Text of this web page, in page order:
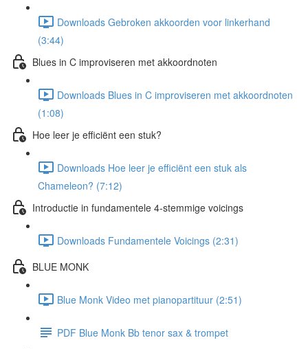
Downloads Gebroken akkoorden voor linkerhand
(3:44)
Blues in C improviseren met akkoordnoten
Downloads Blues in C improviseren met akkoordnoten
(1:08)
Hoe leer je efficiënt een stuk?
Downloads Hoe leer je efficiënt een stuk als
Chameleon? (7:12)
Introductie in fundamentele 4-stemmige voicings
Downloads Fundamentele Voicings (2:31)
BLUE MONK
Blue Monk Video met pianopartituur (2:51)
PDF Blue Monk Bb tenor sax & trompet